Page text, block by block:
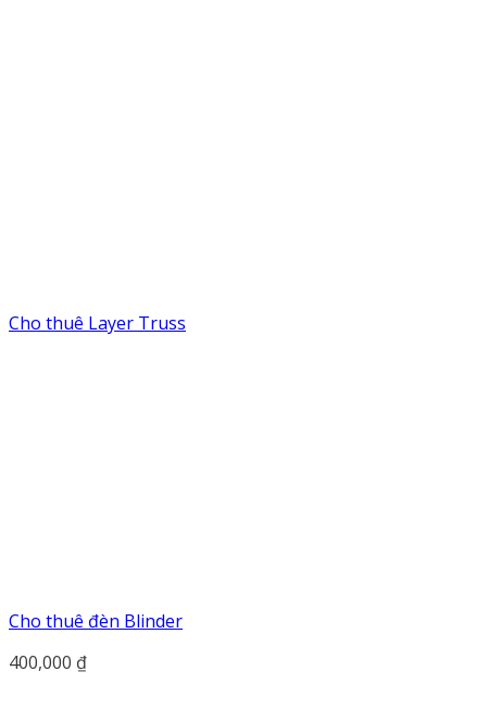
Cho thuê Layer Truss
Cho thuê đèn Blinder
400,000 ₫